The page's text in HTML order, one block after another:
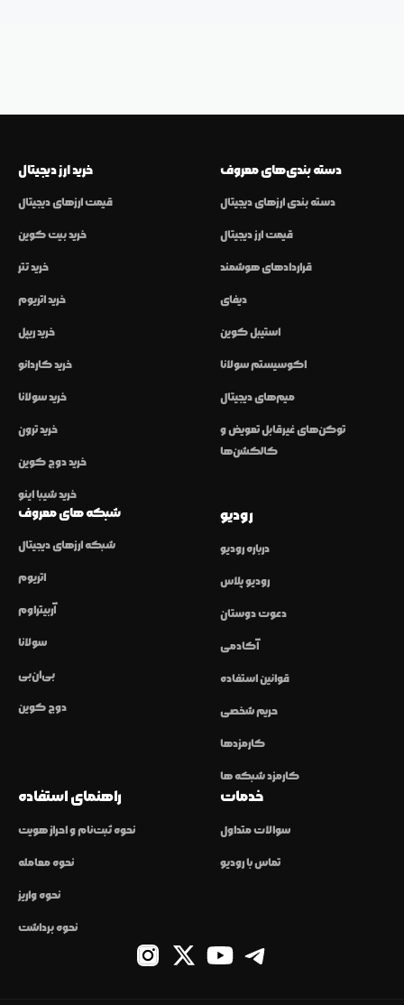
خرید ارز دیجیتال
قیمت ارزهای دیجیتال
خرید بیت کوین
خرید تتر
خرید اتریوم
خرید ریپل
خرید کاردانو
خرید سولانا
خرید ترون
خرید دوج کوین
خرید شیبا اینو
دسته بندی‌های معروف
دسته بندی ارزهای دیجیتال
قیمت ارز دیجیتال
قراردادهای هوشمند
دیفای
استیبل کوین
اکوسیستم سولانا
میم‌های دیجیتال
توکن‌های غیرقابل تعویض و
کالکشن‌ها
شبکه های معروف
شبکه ارزهای دیجیتال
اتریوم
آربیتراوم
سولانا
بی‌ان‌بی
دوج کوین
رودیو
درباره رودیو
رودیو پلاس
دعوت دوستان
آکادمی
قوانین استفاده
حریم شخصی
کارمزدها
کارمزد شبکه ها
راهنمای استفاده
نحوه ثبت‌نام و احراز هویت
نحوه معامله
نحوه واریز
نحوه برداشت
خدمات
سوالات متداول
تماس با رودیو